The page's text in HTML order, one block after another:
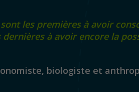
les premières à avoir
dernières à avoir encore la
biologiste et